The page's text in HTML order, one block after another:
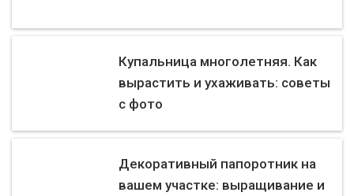
Купальница многолетняя. Как
вырастить и ухаживать: советы
с фото
Декоративный папоротник на
вашем участке: выращивание и